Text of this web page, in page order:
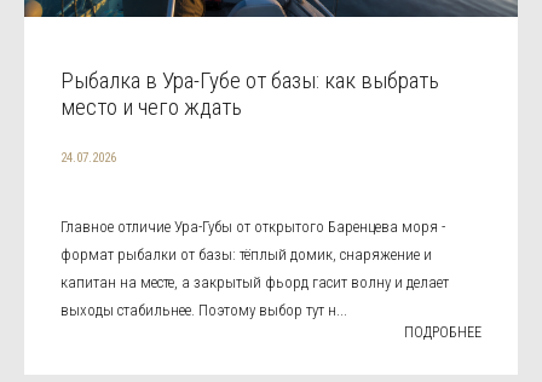
Рыбалка в Ура-Губе от базы: как выбрать
место и чего ждать
24.07.2026
Главное отличие Ура-Губы от открытого Баренцева моря -
формат рыбалки от базы: тёплый домик, снаряжение и
капитан на месте, а закрытый фьорд гасит волну и делает
выходы стабильнее. Поэтому выбор тут н...
ПОДРОБНЕЕ